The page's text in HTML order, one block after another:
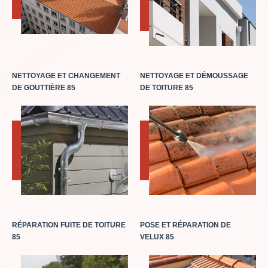
NETTOYAGE ET CHANGEMENT
DE GOUTTIÈRE 85
NETTOYAGE ET DÉMOUSSAGE
DE TOITURE 85
RÉPARATION FUITE DE TOITURE
85
POSE ET RÉPARATION DE
VELUX 85